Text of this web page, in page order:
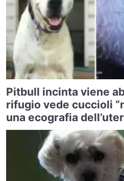
Pitbull incinta viene
rifugio vede cuccioli
una ecografia